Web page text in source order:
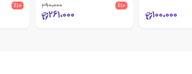
100،000
٪10 290،000
261،000
٪10